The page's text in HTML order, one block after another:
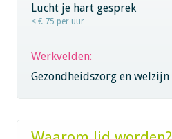
Lucht je hart gesprek
< € 75 per uur
Werkvelden:
Gezondheidszorg en welzijn